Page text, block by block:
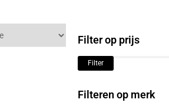
Filter op prijs
Filter
Filteren op merk